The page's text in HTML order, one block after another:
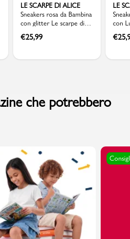
LE SCARPE DI ALICE
Sneakers rosa da Bambina
con glitter Le scarpe di
Alice
€25,99
LE
con
€
che potrebbero